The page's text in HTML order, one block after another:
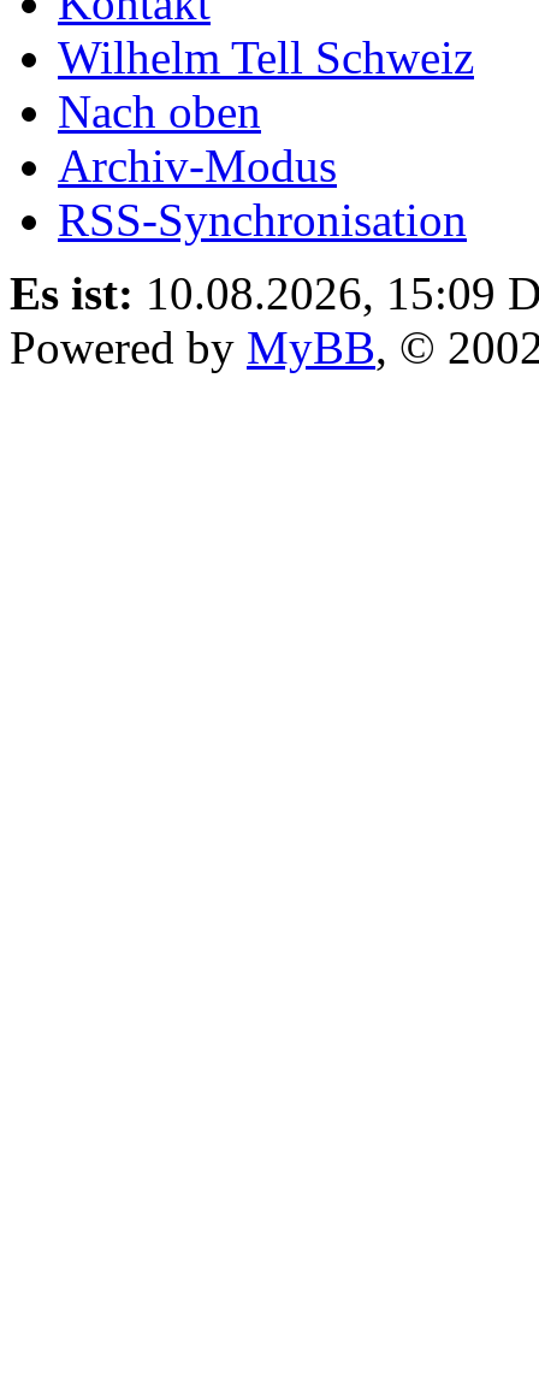
Wilhelm Tell Schweiz
Nach oben
Archiv-Modus
RSS-Synchronisation
Es ist: 10.08.2026, 15:09
Powered by MyBB, ©